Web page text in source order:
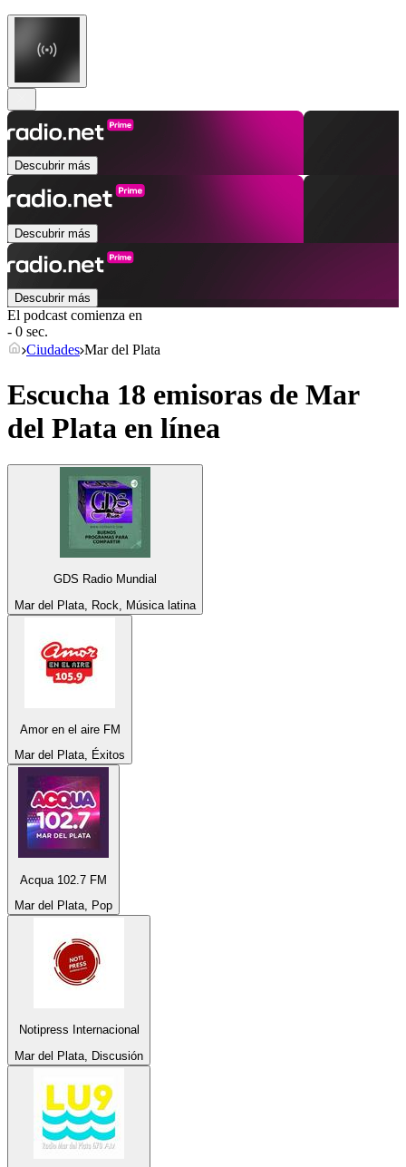
Descubrir más
Descubrir más
Descubrir más
El podcast comienza en
- 0 sec.
Ciudades Mar del Plata
Escucha 18 emisoras de Mar
del Plata en línea
GDS Radio Mundial
Mar del Plata, Rock, Música latina
Amor en el aire FM
Mar del Plata, Éxitos
Acqua 102.7 FM
Mar del Plata, Pop
Notipress Internacional
Mar del Plata, Discusión